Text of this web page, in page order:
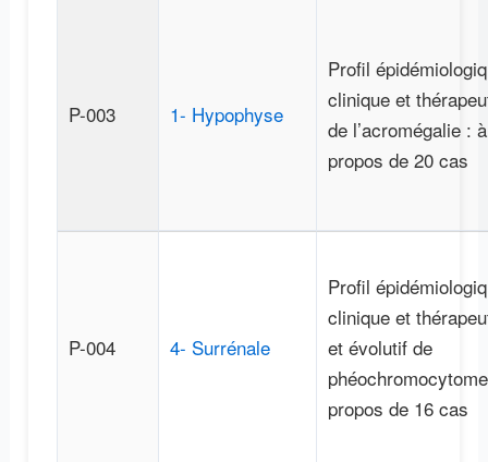
P-003 1- Hypophyse
Profil
clinique et
de l’acromégalie : à
propos de 20 cas
P-004 4- Surrénale
Profil
clinique et
et évolutif de
propos de 16 cas